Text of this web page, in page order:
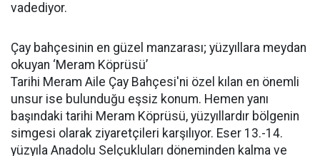
vadediyor.
Çay bahçesinin en güzel manzarası; yüzyıllara meydan
okuyan ‘Meram Köprüsü’
Tarihi Meram Aile Çay Bahçesi'ni özel kılan en önemli
unsur ise bulunduğu eşsiz konum. Hemen yanı
başındaki tarihi Meram Köprüsü, yüzyıllardır bölgenin
simgesi olarak ziyaretçileri karşılıyor. Eser 13.-14.
yüzyıla Anadolu Selçukluları döneminden kalma ve